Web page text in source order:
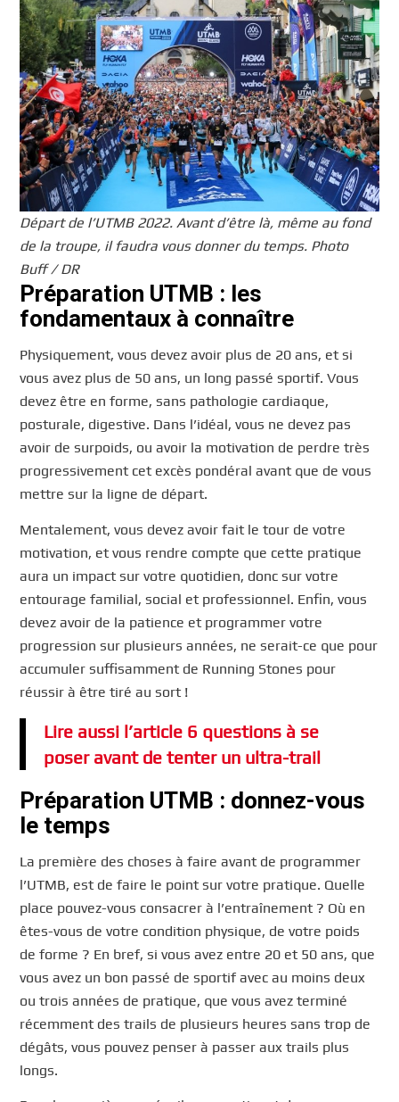
Départ de l’UTMB 2022. Avant d’être là, même au fond
de la troupe, il faudra vous donner du temps. Photo
Buff / DR
Préparation UTMB : les
fondamentaux à connaître
Physiquement, vous devez avoir plus de 20 ans, et si
vous avez plus de 50 ans, un long passé sportif. Vous
devez être en forme, sans pathologie cardiaque,
posturale, digestive. Dans l’idéal, vous ne devez pas
avoir de surpoids, ou avoir la motivation de perdre très
progressivement cet excès pondéral avant que de vous
mettre sur la ligne de départ.
Mentalement, vous devez avoir fait le tour de votre
motivation, et vous rendre compte que cette pratique
aura un impact sur votre quotidien, donc sur votre
entourage familial, social et professionnel. Enfin, vous
devez avoir de la patience et programmer votre
progression sur plusieurs années, ne serait-ce que pour
accumuler suffisamment de Running Stones pour
réussir à être tiré au sort !
Lire aussi l’article 6 questions à se
poser avant de tenter un ultra-trail
Préparation UTMB : donnez-vous
le temps
La première des choses à faire avant de programmer
l’UTMB, est de faire le point sur votre pratique. Quelle
place pouvez-vous consacrer à l’entraînement ? Où en
êtes-vous de votre condition physique, de votre poids
de forme ? En bref, si vous avez entre 20 et 50 ans, que
vous avez un bon passé de sportif avec au moins deux
ou trois années de pratique, que vous avez terminé
récemment des trails de plusieurs heures sans trop de
dégâts, vous pouvez penser à passer aux trails plus
longs.